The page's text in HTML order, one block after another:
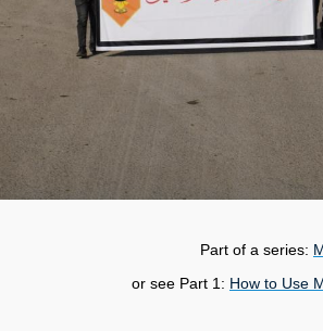
Part of a series:
or see Part 1: How to Use